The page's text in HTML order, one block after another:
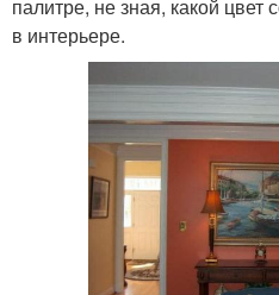
палитре, не зная, какой цвет
в интерьере.